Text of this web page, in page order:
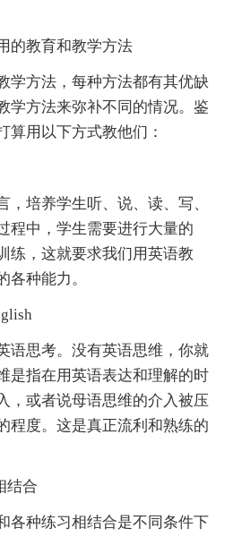
的教育和教学方法
学方法，每种方法都有其优缺
学方法来弥补不同的情况。鉴
算用以下方式教他们：
，培养学生听、说、读、写、
程中，学生需要进行大量的
练，这就要求我们用英语教
各种能力。
语思考。没有英语思维，你就
是指在用英语表达和理解的时
，或者说母语思维的介入被压
程度。这是真正流利和熟练的
结合
各种练习相结合是不同条件下